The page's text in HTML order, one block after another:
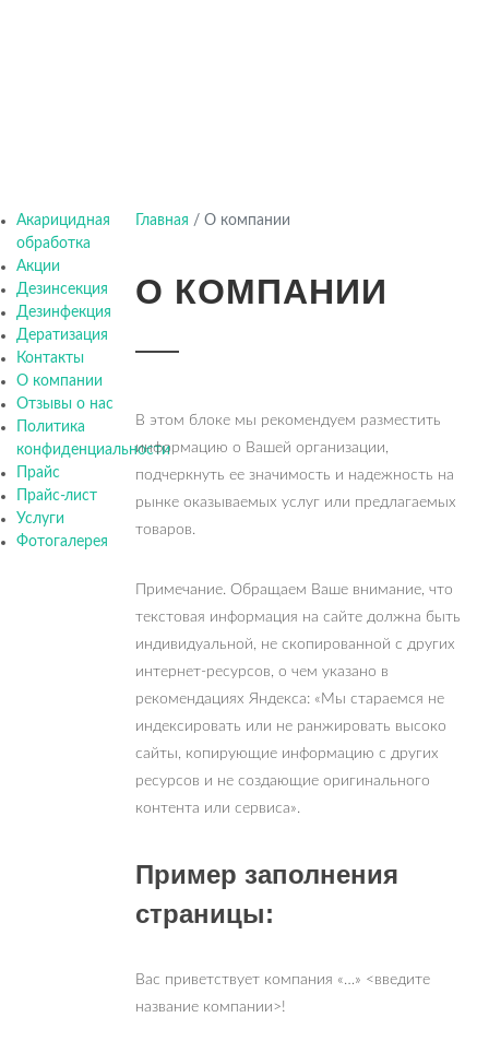
Акарицидная
обработка
Акции
Дезинсекция
Дезинфекция
Дератизация
Контакты
О компании
Отзывы о нас
Политика
конфиденциальности
Прайс
Прайс-лист
Услуги
Фотогалерея
Главная / О компании
О КОМПАНИИ
В этом блоке мы рекомендуем разместить
информацию о Вашей организации,
подчеркнуть ее значимость и надежность на
рынке оказываемых услуг или предлагаемых
товаров.
Примечание. Обращаем Ваше внимание, что
текстовая информация на сайте должна быть
индивидуальной, не скопированной с других
интернет-ресурсов, о чем указано в
рекомендациях Яндекса: «Мы стараемся не
индексировать или не ранжировать высоко
сайты, копирующие информацию с других
ресурсов и не создающие оригинального
контента или сервиса».
Пример заполнения
страницы:
Вас приветствует компания «…» <введите
название компании>!